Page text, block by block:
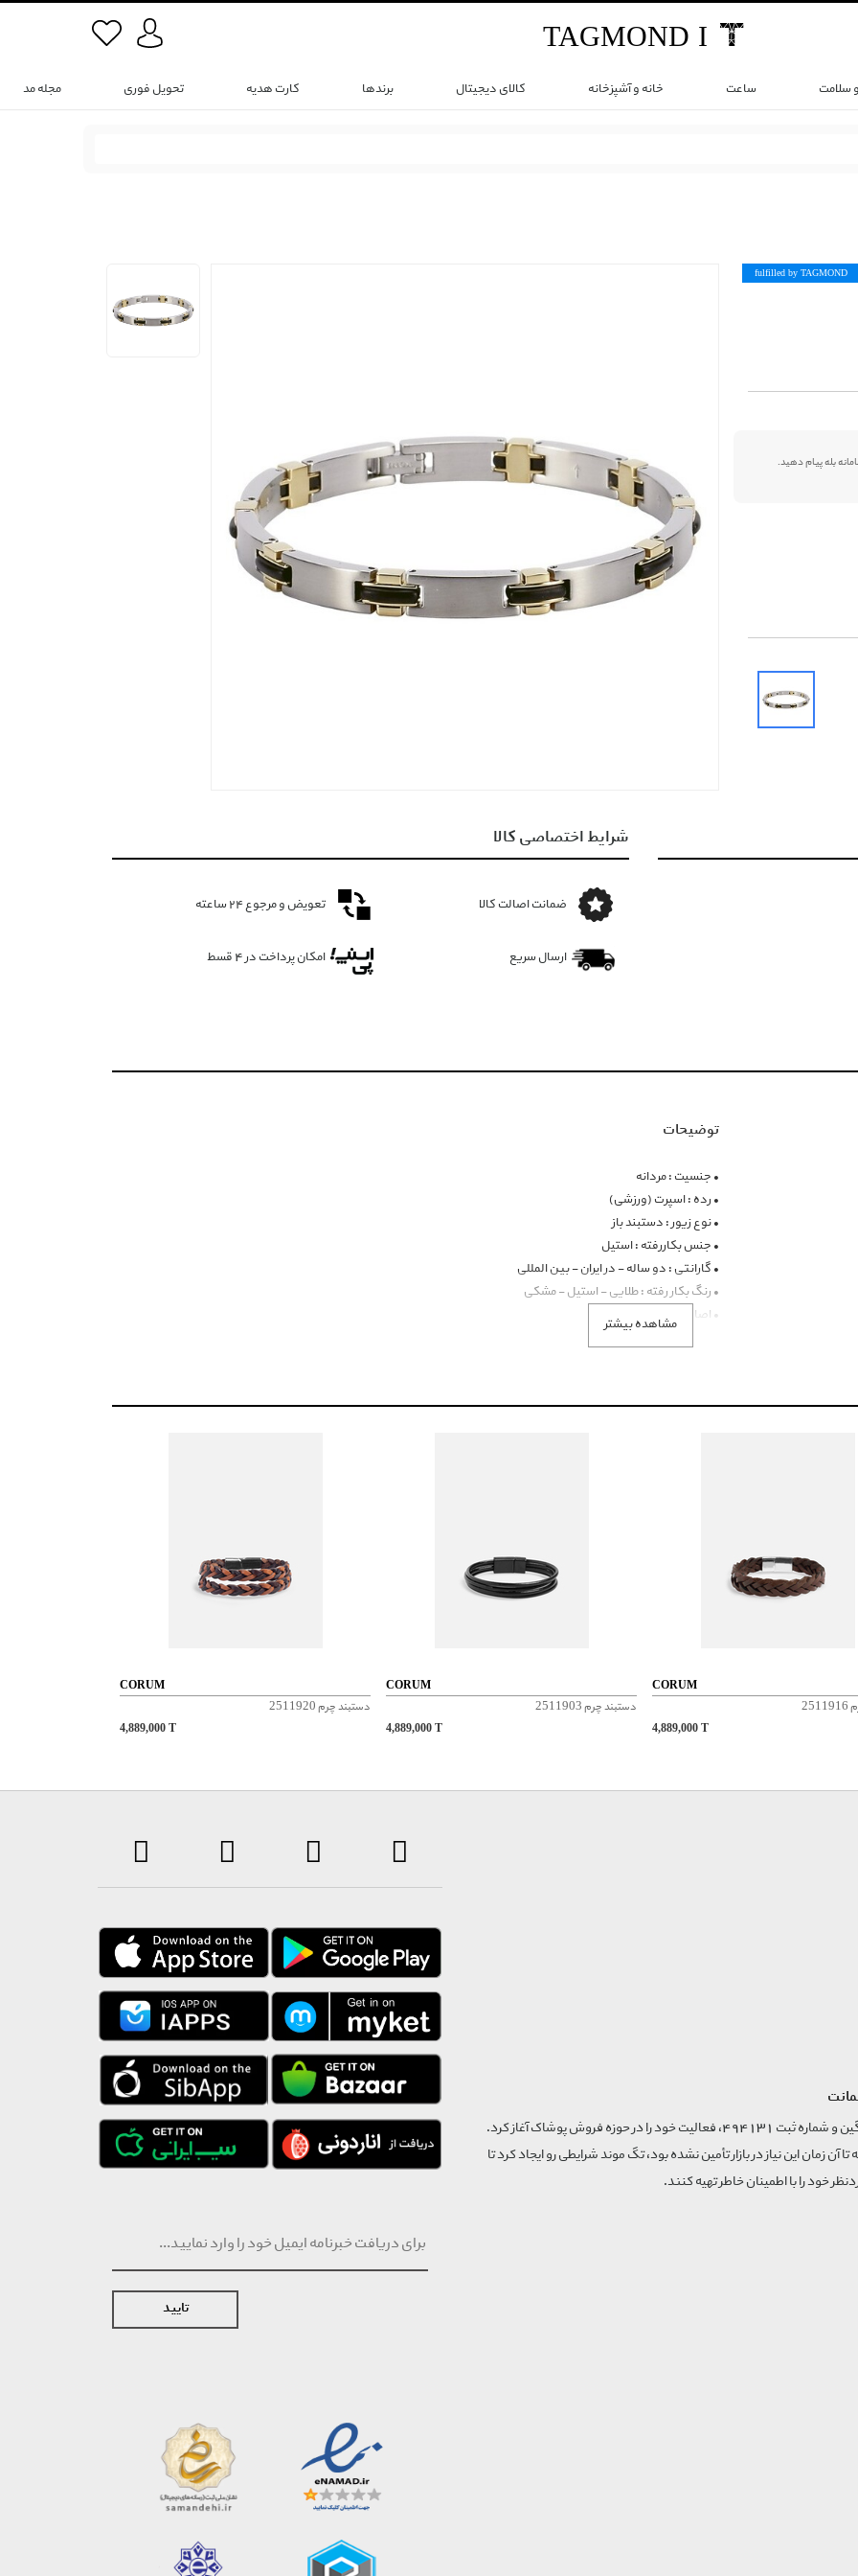
TAGMOND I
سلامت ساعت خانه و آشپزخانه کالای دیجیتال برندها کارت هدیه تحویل فوری مجله مد
fulfilled by TAGMOND
شرایط اختصاصی کالا
ضمانت اصالت کالا تعویض و مرجوع ۲۴ ساعته
ارسال سریع امکان پرداخت در 4 قسط
مشاهده بیشتر
توضیحات
• جنسیت : مردانه
• رده : اسپرت (ورزشی)
• نوع زیور : دستبند باز
• جنس بکاررفته : استیل
• گارانتی : دو ساله - در ایران - بین المللی
• رنگ بکار رفته : طلایی - استیل - مشکی
• اصالت کشور برند : امریکا
CORUM
دستبند چرم 2511920
4,889,000 T
CORUM
دستبند چرم 2511903
4,889,000 T
CORUM
4,889,000 T
تایید
فروشگاه تگ موند از سال 1395 با نام ثبتی گسترش و نوآوری تگین و شماره ثبت 494131، فعالیت خود را در حوزه فروش پوشاک آغاز کرد.
تا آن زمان این نیاز در بازار تأمین نشده بود، تگ موند شرایطی رو ایجاد کرد تا
خود را با اطمینان خاطر تهیه کنند.